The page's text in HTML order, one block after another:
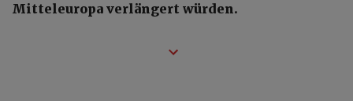
Mitteleuropa verlängert würden.